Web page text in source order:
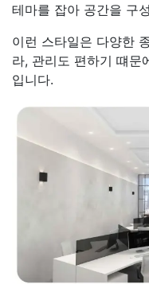
테마를 잡아 공간을 구
이런 스타일은 다양한
라, 관리도 편하기 떄문
입니다.